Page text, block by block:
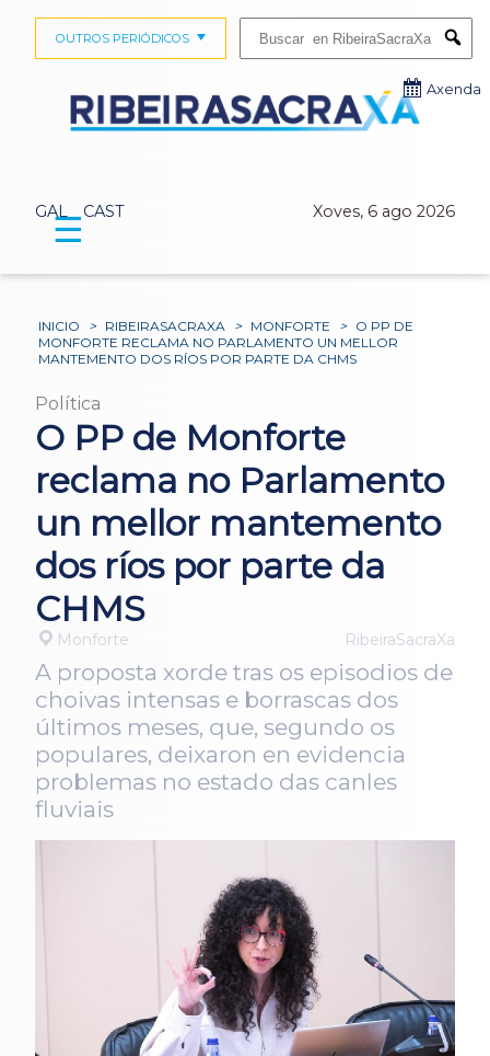
GAL CAST Xoves, 6 ago 2026
OUTROS PERIÓDICOS
Axenda
☰
INICIO > RIBEIRASACRAXA > MONFORTE > O PP DE
MONFORTE RECLAMA NO PARLAMENTO UN MELLOR
MANTEMENTO DOS RÍOS POR PARTE DA CHMS
Política
O PP de Monforte
reclama no Parlamento
un mellor mantemento
dos ríos por parte da
CHMS
Monforte RibeiraSacraXa
A proposta xorde tras os episodios de
choivas intensas e borrascas dos
últimos meses, que, segundo os
populares, deixaron en evidencia
problemas no estado das canles
fluviais